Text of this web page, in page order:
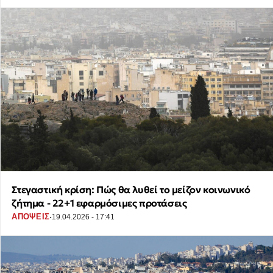
Στεγαστική κρίση: Πώς θα λυθεί το μείζον κοινωνικό
ζήτημα - 22+1 εφαρμόσιμες προτάσεις
ΑΠΟΨΕΙΣ·19.04.2026 - 17:41